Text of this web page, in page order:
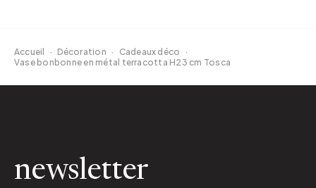
Accueil · Décoration · Cadeaux déco
·
Vase bonbonne en métal terracotta H23 cm Tosca
newsletter